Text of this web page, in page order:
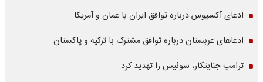
ادعای آکسیوس درباره توافق ایران با عمان و آمریکا
ادعاهای عربستان درباره توافق مشترک با ترکیه و پاکستان
ترامپ جنایتکار، سوئیس را تهدید کرد